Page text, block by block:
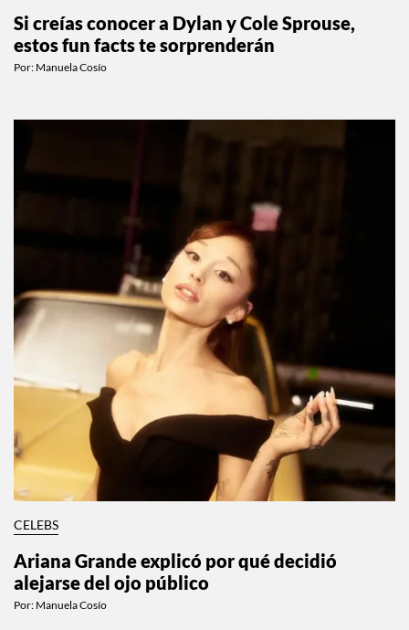
Si creías conocer a Dylan y Cole Sprouse,
estos fun facts te sorprenderán
Por: Manuela Cosío
CELEBS
Ariana Grande explicó por qué decidió
alejarse del ojo público
Por: Manuela Cosío